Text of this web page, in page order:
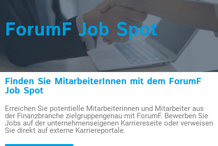
ForumF Job Spot
Finden Sie MitarbeiterInnen mit dem ForumF
Job Spot
Erreichen Sie potentielle Mitarbeiterinnen und Mitarbeiter aus
der Finanzbranche zielgruppengenau mit ForumF. Bewerben Sie
Jobs auf der unternehmenseigenen Karriereseite oder verweisen
Sie direkt auf externe Karriereportale.